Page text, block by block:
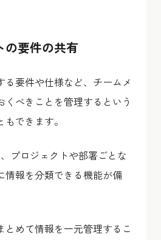
の要件の共有
る要件や仕様など、チームメ
くべきことを管理するという
できます。
プロジェクトや部署ごとな
情報を分類できる機能が備
とめて情報を一元管理するこ